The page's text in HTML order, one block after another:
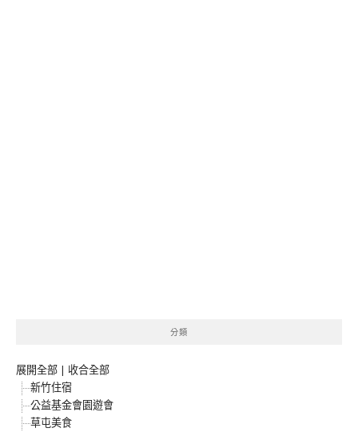
分類
展開全部 | 收合全部
新竹住宿
公益基金會園遊會
草屯美食